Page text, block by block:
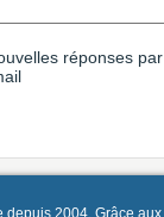
réponses par
depuis 2004. Grâce aux